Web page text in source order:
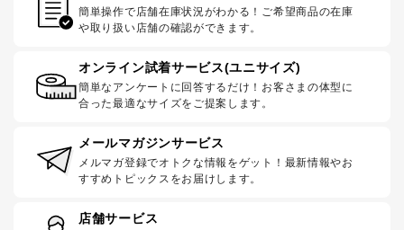
簡単操作で店舗在庫状況がわかる！ご希望商品の在庫
や取り扱い店舗の確認ができます。
オンライン試着サービス(ユニサイズ)
簡単なアンケートに回答するだけ！お客さまの体型に
合った最適なサイズをご提案します。
メールマガジンサービス
メルマガ登録でオトクな情報をゲット！最新情報やお
すすめトピックスをお届けします。
店舗サービス